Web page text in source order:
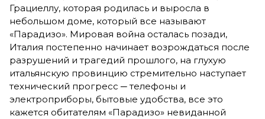
Грациеллу, которая родилась и выросла в
небольшом доме, который все называют
«Парадизо». Мировая война осталась позади,
Италия постепенно начинает возрождаться после
разрушений и трагедий прошлого, на глухую
итальянскую провинцию стремительно наступает
технический прогресс ─ телефоны и
электроприборы, бытовые удобства, все это
кажется обитателям «Парадизо» невиданной